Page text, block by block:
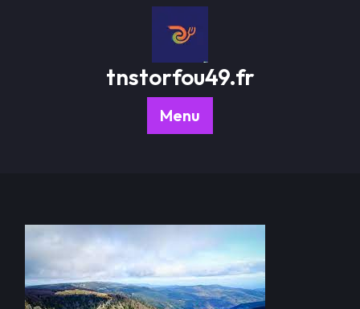
tnstorfou49.fr
Menu